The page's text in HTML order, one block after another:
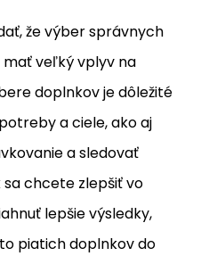
že výber správnych
veľký vplyv na
doplnkov je dôležité
a ciele, ako aj
a sledovať
sa chcete zlepšiť vo
lepšie výsledky,
piatich doplnkov do